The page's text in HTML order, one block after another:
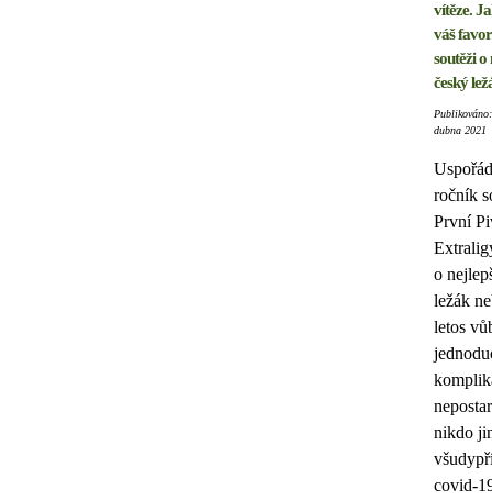
vítěze.
váš
soutěži o
český
dubna 2021
ročník
První
o
ležák
letos
nikdo
covid-